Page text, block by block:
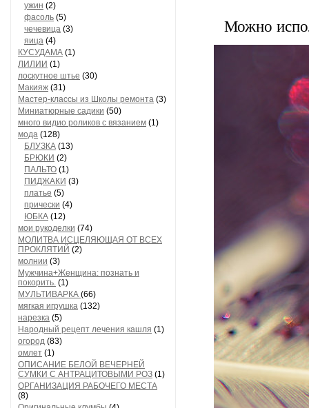
ужин (2)
фасоль (5)
чечевица (3)
яица (4)
КУСУДАМА (1)
ЛИЛИИ (1)
лоскутное штье (30)
Макияж (31)
Мастер-классы из Школы ремонта (3)
Миниатюрные садики (50)
много видио роликов с вязанием (1)
мода (128)
БЛУЗКА (13)
БРЮКИ (2)
ПАЛЬТО (1)
ПИДЖАКИ (3)
платье (5)
прически (4)
ЮБКА (12)
мои рукоделки (74)
МОЛИТВА ИСЦЕЛЯЮЩАЯ ОТ ВСЕХ
ПРОКЛЯТИЙ (2)
молнии (3)
Мужчина+Женщина: познать и
покорить. (1)
МУЛЬТИВАРКА (66)
мягкая игрушка (132)
нарезка (5)
Народный рецепт лечения кашля (1)
огород (83)
омлет (1)
ОПИСАНИЕ БЕЛОЙ ВЕЧЕРНЕЙ
СУМКИ С АНТРАЦИТОВЫМИ РОЗ (1)
ОРГАНИЗАЦИЯ РАБОЧЕГО МЕСТА
(8)
Можно